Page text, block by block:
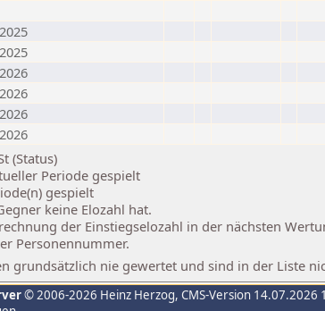
(Status)
Periode gespielt
gespielt
keine Elozahl hat.
der Einstiegselozahl in der nächsten
Personennummer.
grundsätzlich nie gewertet und sind in der Liste
© 2006-2026 Heinz Herzog, CMS-Version 14.07.2026